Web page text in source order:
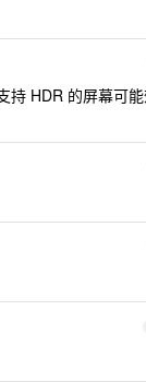
持 HDR 的屏幕可